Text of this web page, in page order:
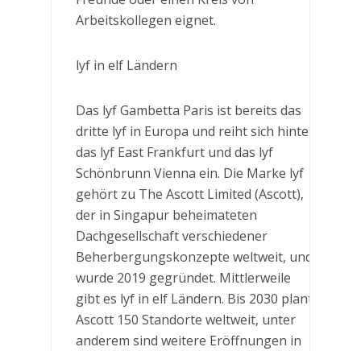
Arbeitskollegen eignet.
lyf in elf Ländern
Das lyf Gambetta Paris ist bereits das
dritte lyf in Europa und reiht sich hinter
das lyf East Frankfurt und das lyf
Schönbrunn Vienna ein. Die Marke lyf
gehört zu The Ascott Limited (Ascott),
der in Singapur beheimateten
Dachgesellschaft verschiedener
Beherbergungskonzepte weltweit, und
wurde 2019 gegründet. Mittlerweile
gibt es lyf in elf Ländern. Bis 2030 plant
Ascott 150 Standorte weltweit, unter
anderem sind weitere Eröffnungen in